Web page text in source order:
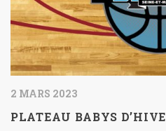
2 MARS 2023
PLATEAU BABYS